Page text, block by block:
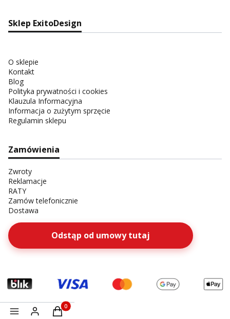
Sklep ExitoDesign
O sklepie
Kontakt
Blog
Polityka prywatności i cookies
Klauzula Informacyjna
Informacja o zużytym sprzęcie
Regulamin sklepu
Zamówienia
Zwroty
Reklamacje
RATY
Zamów telefonicznie
Dostawa
Odstąp od umowy tutaj
Produkty w koszyku: 0. Zobacz szczegóły